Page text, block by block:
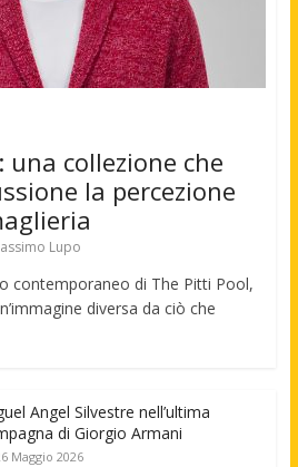
collezione che
la percezione
Lupo
contemporaneo di The Pitti Pool,
diversa da ciò che
Angel Silvestre nell’ultima
di Giorgio Armani
Maggio 2026